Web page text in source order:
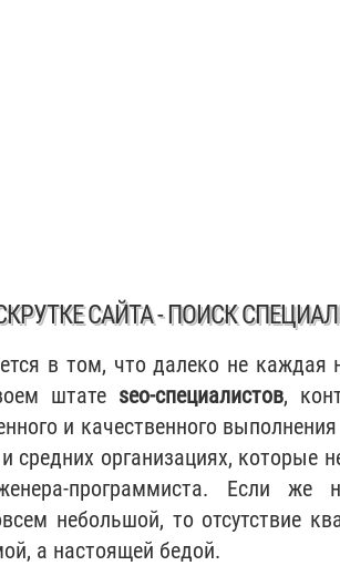
САЙТА - ПОИСК
в том, что далеко не каждая
штате seo-специалистов,
и качественного
средних организациях, которые
программиста. Если же
небольшой, то отсутствие
а настоящей бедой.